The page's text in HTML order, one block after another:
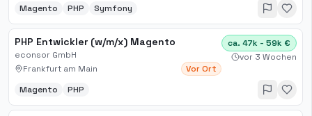
Magento PHP Symfony
PHP Entwickler (w/m/x) Magento
econsor GmbH
Frankfurt am Main
Vor Ort
ca. 47k - 59k €
vor 3 Wochen
Magento PHP